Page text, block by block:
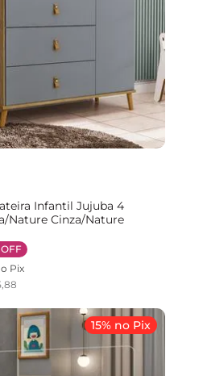
Infantil Jujuba 4
Nature Cinza/Nature
OFF
Pix
,88
15% no Pix